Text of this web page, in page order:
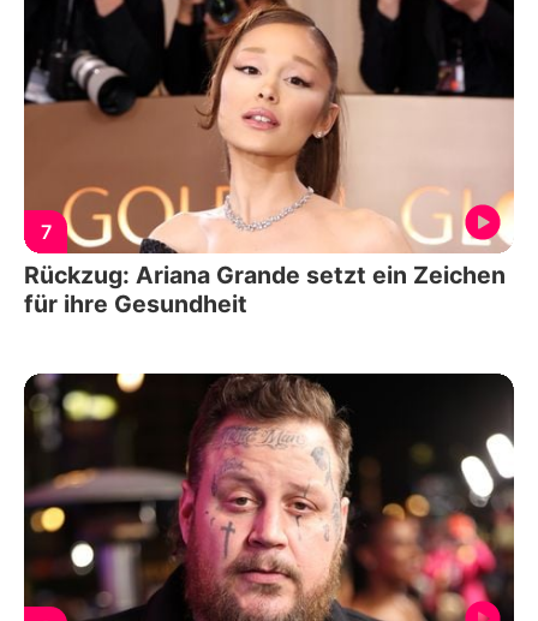
7
Rückzug: Ariana Grande setzt ein Zeichen
für ihre Gesundheit